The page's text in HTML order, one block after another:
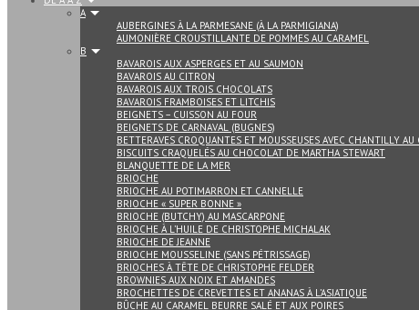
A
AUBERGINES À LA PARMESANE (À LA PARMIGIANA)
AUMONIÈRE CROUSTILLANTE DE POMMES AU CARAMEL
B
BAVAROIS AUX ASPERGES ET AU SAUMON
BAVAROIS AU CITRON
BAVAROIS AUX TROIS CHOCOLATS
BAVAROIS FRAMBOISES ET LITCHIS
BEIGNETS – CUISSON AU FOUR
BEIGNETS DE CARNAVAL (BUGNES)
BETTERAVES CROQUANTES ET MOUSSEUSES AVEC CHANTILLY AU
BISCUITS CRAQUELÉS AU CHOCOLAT DE MARTHA STEWART
BLANQUETTE DE LA MER
BRIOCHE
BRIOCHE AU POTIMARRON ET CANNELLE
BRIOCHE « SUPER BONNE »
BRIOCHE (BUTCHY) AU MASCARPONE
BRIOCHE À L’HUILE DE CHRISTOPHE MICHALAK
BRIOCHE DE JEANNE
BRIOCHE MOUSSELINE (SANS PÉTRISSAGE)
BRIOCHES À TÊTE DE CHRISTOPHE FELDER
BROWNIES AUX NOIX ET AMANDES
BROCHETTES DE CREVETTES ET ANANAS À L’ASIATIQUE
BÛCHE AU CARAMEL BEURRE SALÉ ET AUX POIRES